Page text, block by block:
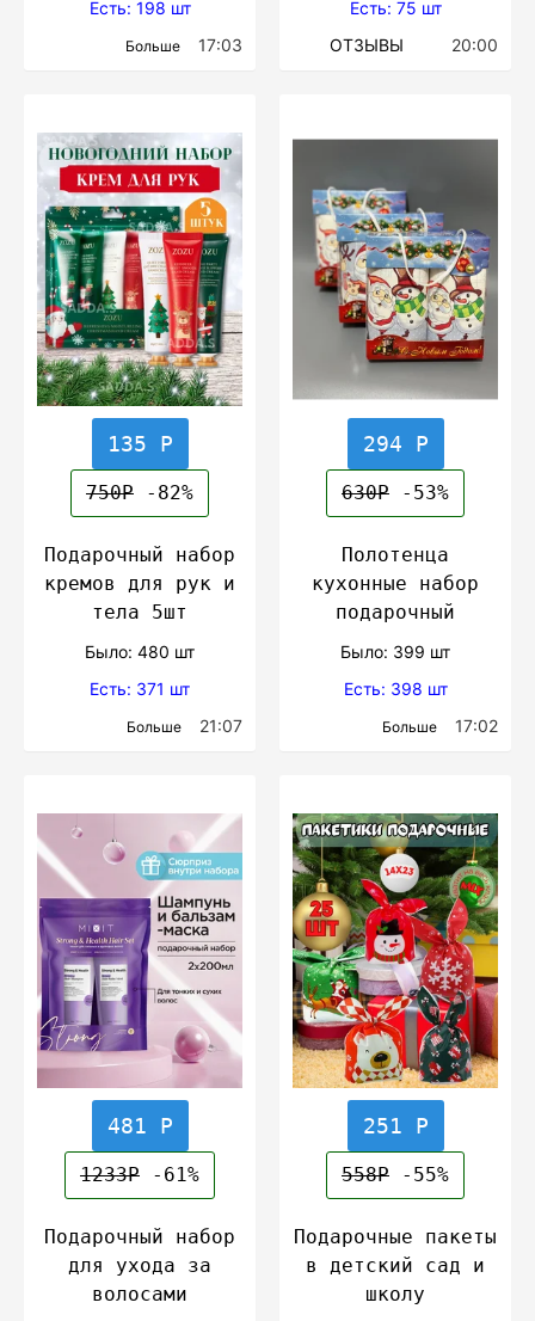
Есть: 198 шт
Больше 17:03
Есть: 75 шт
ОТЗЫВЫ
20:00
135 Р
750Р -82%
Подарочный набор
кремов для рук и
тела 5шт
Было: 480 шт
Есть: 371 шт
Больше 21:07
294 Р
630Р -53%
Полотенца
кухонные набор
подарочный
Было: 399 шт
Есть: 398 шт
Больше 17:02
481 Р
1233Р -61%
Подарочный набор
для ухода за
волосами
251 Р
558Р -55%
Подарочные пакеты
в детский сад и
школу